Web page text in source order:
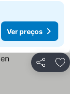
Ver preços
Partilhar